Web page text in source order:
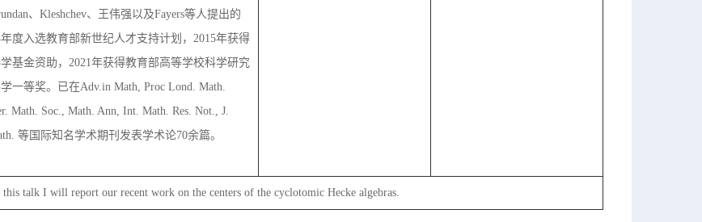
、 Kleshchev、王伟强以及Fayers等人提出的
年度入选教育部新世纪人才支持计划， 2015年获得
基金资助， 2021年获得教育部高等学校科学研究
一等奖。已在Adv.in Math, Proc Lond. Math.
Math. Soc., Math. Ann, Int. Math. Res. Not., J.
等国际知名学术期刊 发表学术论70余篇。
this talk I will report our recent work on the centers of the cyclotomic Hecke algebras.